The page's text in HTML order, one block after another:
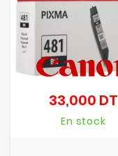
33,000 DT
En stock